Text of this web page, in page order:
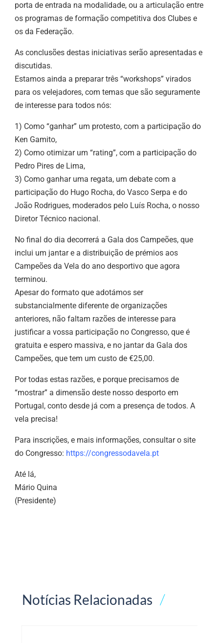
porta de entrada na modalidade, ou a articulação entre
os programas de formação competitiva dos Clubes e
os da Federação.
As conclusões destas iniciativas serão apresentadas e
discutidas.
Estamos ainda a preparar três “workshops” virados
para os velejadores, com temas que são seguramente
de interesse para todos nós:
1) Como “ganhar” um protesto, com a participação do
Ken Gamito,
2) Como otimizar um “rating”, com a participação do
Pedro Pires de Lima,
3) Como ganhar uma regata, um debate com a
participação do Hugo Rocha, do Vasco Serpa e do
João Rodrigues, moderados pelo Luís Rocha, o nosso
Diretor Técnico nacional.
No final do dia decorrerá a Gala dos Campeões, que
inclui um jantar e a distribuição de prémios aos
Campeões da Vela do ano desportivo que agora
terminou.
Apesar do formato que adotámos ser
substancialmente diferente de organizações
anteriores, não faltam razões de interesse para
justificar a vossa participação no Congresso, que é
gratuita e espero massiva, e no jantar da Gala dos
Campeões, que tem um custo de €25,00.
Por todas estas razões, e porque precisamos de
“mostrar” a dimensão deste nosso desporto em
Portugal, conto desde já com a presença de todos. A
vela precisa!
Para inscrições, e mais informações, consultar o site
do Congresso: https://congressodavela.pt
Até lá,
Mário Quina
(Presidente)
Notícias Relacionadas